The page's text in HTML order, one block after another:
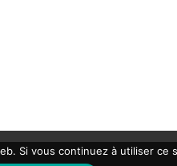
Si vous continuez à utiliser